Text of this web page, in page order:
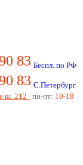
83 Беспл. по РФ
83 С.Петербург
ш. 212
пн-пт: 10-18